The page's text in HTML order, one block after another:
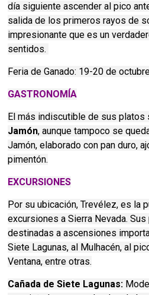
día siguiente ascender al pico
salida de los primeros rayos de
impresionante que es un
sentidos.
Feria de Ganado: 19-20 de
GASTRONOMÍA
El más indiscutible de sus platos
Jamón, aunque tampoco se
Jamón, elaborado con pan duro,
pimentón.
EXCURSIONES
Por su ubicación, Trevélez, es la
excursiones a Sierra Nevada.
destinadas a ascensiones
Siete Lagunas, al Mulhacén, al
Ventana, entre otras.
Cañada de Siete Lagunas: